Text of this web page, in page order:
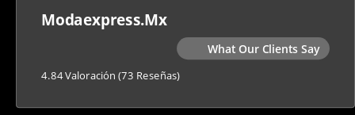
Modaexpress.mx
What Our Clients Say
4.84 Valoración (73 Reseñas)